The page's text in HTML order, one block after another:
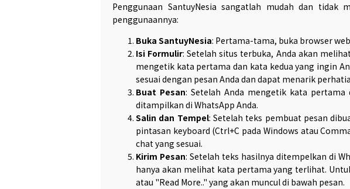
Penggunaan SantuyNesia sangatlah mudah dan
penggunaannya:
Buka SantuyNesia: Pertama-tama, buka browser
Isi Formulir: Setelah situs terbuka, Anda akan
mengetik kata pertama dan kata kedua yang ingin
sesuai dengan pesan Anda dan dapat menarik
Buat Pesan: Setelah Anda mengetik kata
ditampilkan di WhatsApp Anda.
Salin dan Tempel: Setelah teks pembuat pesan
pintasan keyboard (Ctrl+C pada Windows atau
chat yang sesuai.
Kirim Pesan: Setelah teks hasilnya ditempelkan di
hanya akan melihat kata pertama yang terlihat.
atau "Read More.." yang akan muncul di bawah pesan.